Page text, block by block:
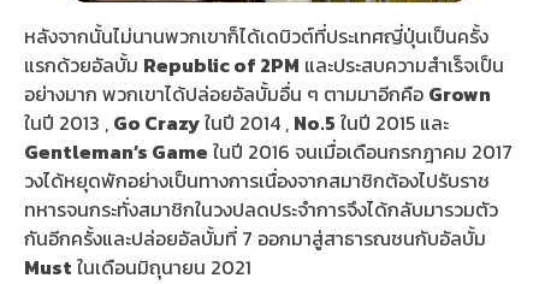
หลังจากนั้นไม่นานพวกเขาก็ได้เดบิวต์ที่ประเทศญี่ปุ่นเป็นครั้ง
แรกด้วยอัลบั้ม Republic of 2PM และประสบความสำเร็จเป็น
อย่างมาก พวกเขาได้ปล่อยอัลบั้มอื่น ๆ ตามมาอีกคือ Grown
ในปี 2013 , Go Crazyในปี 2014 , No.5 ในปี 2015 และ
Gentleman’s Game ในปี 2016 จนเมื่อเดือนกรกฎาคม 2017
วงได้หยุดพักอย่างเป็นทางการเนื่องจากสมาชิกต้องไปรับราช
ทหารจนกระทั่งสมาชิกในวงปลดประจำการจึงได้กลับมารวมตัว
กันอีกครั้งและปล่อยอัลบั้มที่ 7 ออกมาสู่สาธารณชนกับอัลบั้ม
Must ในเดือนมิถุนายน 2021